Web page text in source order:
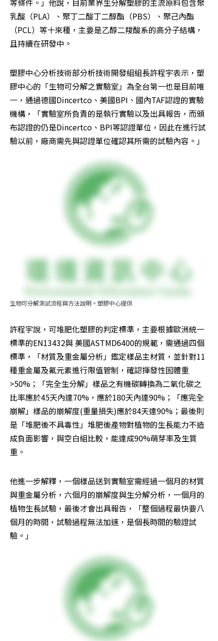
等條件。」他說，目前業界生分解塑膠的主流原料包含聚
乳酸（PLA）、聚丁二酸丁二醇酯（PBS）、聚己內酯
（PCL）等十來種，主要是乙醇二羧酸系的高分子結構，
且持續在研發中。
塑膠中心分析技術部分析技術開發組組長許程宇表示，塑
膠中心的「生物可分解之實驗室」為全台第一也是目前唯
一，通過德國Dincertco、美國BPI、國內TAF認證的實驗
機構，「實驗室所負責的是執行實驗以及出具報告，而頒
布認證的仍是Dincertco、BPI等認證單位，因此在進行試
驗以前，廠商需先與認證單位確認其所需的試驗內容。」
生物可分解測試流程與方法說明。塑膠中心提供
許程宇說，可堆肥化塑膠的判定標準，主要根據歐洲統一
標準的EN13432與 美國ASTMD6400的規範，需通過四個
標準，「材質及重金屬分析」鑑定樣品主材質，並針對11
種重金屬及氟元素進行限值管制，確認揮發性固體重
>50%；「完全生分解」樣品之有機碳轉換為二氧化碳之
比率應於45天內達70%，應於180天內達90%；「應完全
崩解」樣品的崩解度(重量損失)應於84天達90%；最後則
是「堆肥後不具毒性」堆肥後產物對植物的生長能力不造
成負面影響，與空白組比較，能達成90%萌芽率及生質
重。
他進一步解釋，一個樣品送到實驗室需經過一個月的材質
與重金屬分析，六個月的崩解度與生分解分析，一個月的
植物生長試驗，最後才會出具報告，「整個過程最快要八
個月的時間，試驗過程無法加速，是個長時間的驗證試
驗。」